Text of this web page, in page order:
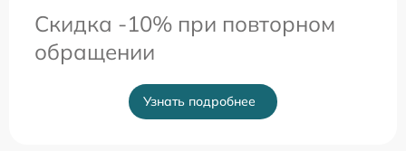
Скидка -10% при повторном
обращении
Узнать подробнее